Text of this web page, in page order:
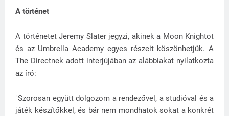
A történet
A történetet Jeremy Slater jegyzi, akinek a Moon Knightot
és az Umbrella Academy egyes részeit köszönhetjük. A
The Directnek adott interjújában az alábbiakat nyilatkozta
az író:
"Szorosan együtt dolgozom a rendezővel, a studióval és a
játék készítőkkel, és bár nem mondhatok sokat a konkrét